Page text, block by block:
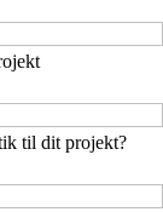
til dit projekt?